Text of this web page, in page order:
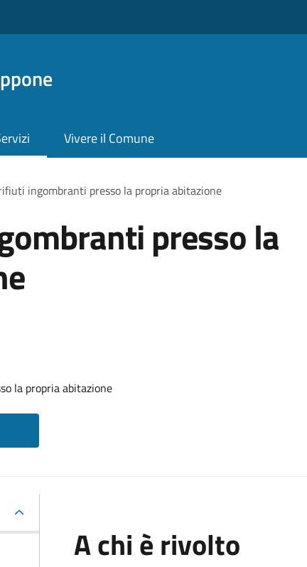
Vivere il Comune
ingombranti presso la propria abitazione
presso la
la propria abitazione
A chi è rivolto